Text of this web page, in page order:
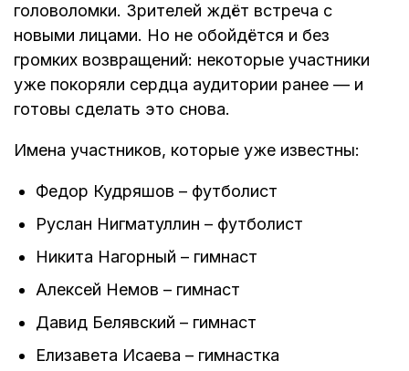
головоломки. Зрителей ждёт встреча с
новыми лицами. Но не обойдётся и без
громких возвращений: некоторые участники
уже покоряли сердца аудитории ранее — и
готовы сделать это снова.
Имена участников, которые уже известны:
Федор Кудряшов – футболист
Руслан Нигматуллин – футболист
Никита Нагорный – гимнаст
Алексей Немов – гимнаст
Давид Белявский – гимнаст
Елизавета Исаева – гимнастка